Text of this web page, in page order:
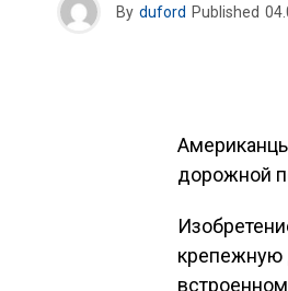
By duford Published
дорожной
крепежную